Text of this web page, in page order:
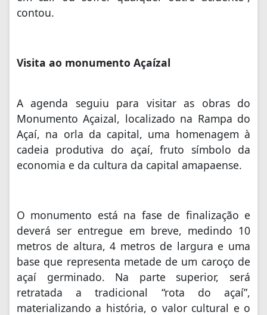
contou.
Visita ao monumento Açaízal
A agenda seguiu para visitar as obras do
Monumento Açaizal, localizado na Rampa do
Açaí, na orla da capital, uma homenagem à
cadeia produtiva do açaí, fruto símbolo da
economia e da cultura da capital amapaense.
O monumento está na fase de finalização e
deverá ser entregue em breve, medindo 10
metros de altura, 4 metros de largura e uma
base que representa metade de um caroço de
açaí germinado. Na parte superior, será
retratada a tradicional “rota do açaí”,
materializando a história, o valor cultural e o